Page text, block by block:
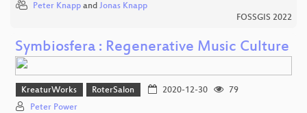
Peter Knapp and Jonas Knapp
FOSSGIS 2022
Symbiosfera : Regenerative Music Culture
KreaturWorks RoterSalon 2020-12-30
79
Peter Power